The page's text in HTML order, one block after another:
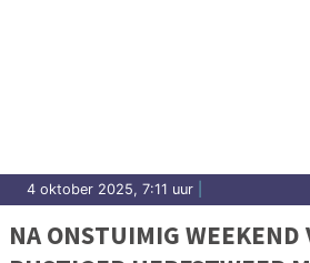
4 oktober 2025, 7:11 uur
NA ONSTUIMIG WEEKEND